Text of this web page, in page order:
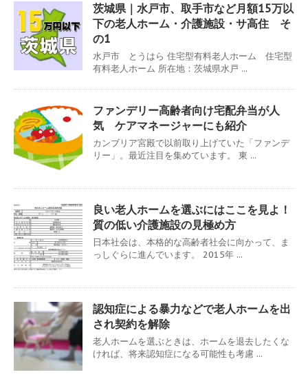
茨城県｜水戸市、取手市など月額15万以
下の老人ホーム・介護施設・サ高住 そ
の1
水戸市 とうはら 住宅型有料老人ホーム 住宅型
有料老人ホーム 所在地：茨城県水戸 ...
ファンデリー高齢者向け宅配弁当が人
気 ケアマネージャーにも紹介
カンブリア宮殿で以前取り上げていた「ファンデ
リー」。最近注目を集めています。 東 ...
良い老人ホームを選ぶにはここを見よ！
質の低い介護施設の見極め方
日本社会は、本格的な高齢者社会に向かって、ま
っしぐらに進んでいます。 2015年 ...
認知症による暴力などで老人ホームを出
され契約を解除
老人ホームを選ぶときは、ホームを退去したくな
ければ、将来認知症になる可能性も考慮 ...